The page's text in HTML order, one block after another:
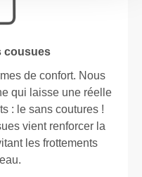
cousues
de confort. Nous
qui laisse une réelle
: le sans coutures !
vient renforcer la
les frottements